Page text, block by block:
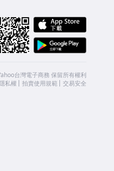
台灣電子商務 保留所有權利
私權 拍賣使用規範 交易安全